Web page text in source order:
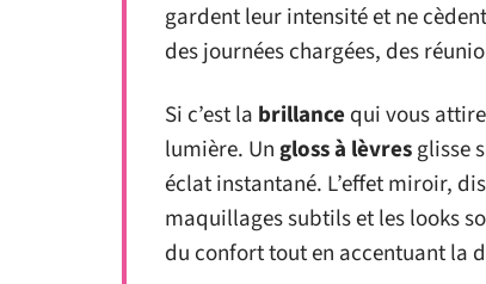
gardent leur intensité et ne
des journées chargées, des
Si c’est la brillance qui vous
lumière. Ungloss à lèvresglisse
éclat instantané. L’effet miroir,
maquillages subtils et les looks
du confort tout en accentuant la